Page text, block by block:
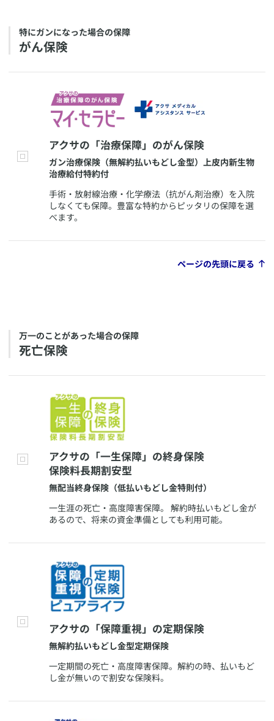
​特にガンになった場合の保障
​がん保険
​アクサの「治療保障」のがん保険
​ガン治療保険（無解約払いもどし金型）上皮内新生物
治療給付特約付
​手術・放射線治療・化学療法（抗がん剤治療）を入院
しなくても保障。豊富な特約からピッタリの保障を選
べます。
ページの先頭に戻る
​万一のことがあった場合の保障
​死亡保険
​アクサの「一生保障」の終身保険
保険料長期割安型
​無配当終身保険（低払いもどし金特則付）
​一生涯の死亡・高度障害保障。 解約時払いもどし金が
あるので、将来の資金準備としても利用可能。
​アクサの「保障重視」の定期保険
​無解約払いもどし金型定期保険
​一定期間の死亡・高度障害保障。解約の時、払いもど
し金が無いので割安な保険料。